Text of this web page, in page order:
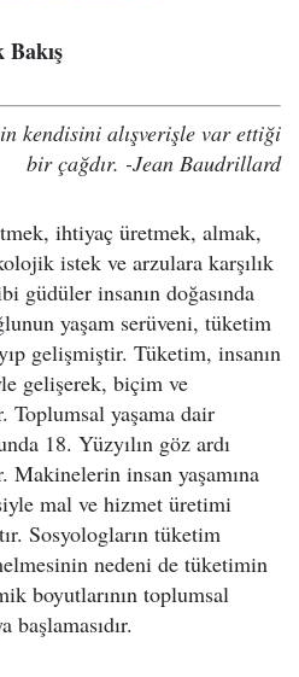
kendisini alışverişle var ettiği
bir çağdır. -Jean Baudrillard
ihtiyaç üretmek, almak,
istek ve arzulara karşılık
güdüler insanın doğasında
yaşam serüveni, tüketim
gelişmiştir. Tüketim, insanın
gelişerek, biçim ve
yaşama dair
18. Yüzyılın göz ardı
Makinelerin insan yaşamına
mal ve hizmet üretimi
Sosyologların tüketim
nedeni de tüketimin
boyutlarının toplumsal